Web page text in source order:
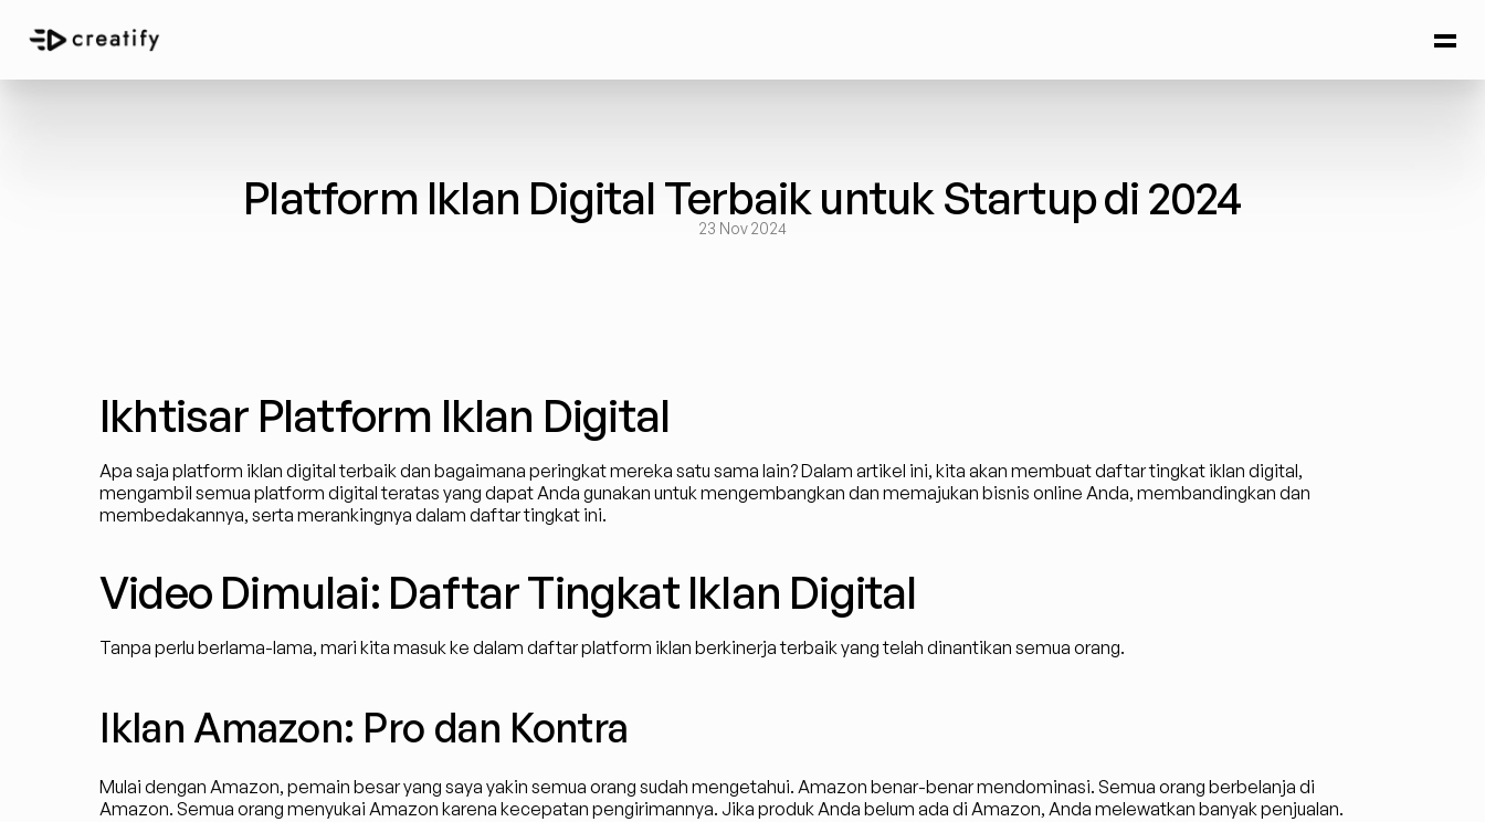
Platform Iklan Digital Terbaik untuk Startup di 2024
23 Nov 2024
Ikhtisar Platform Iklan Digital
Apa saja platform iklan digital terbaik dan bagaimana peringkat mereka satu sama lain? Dalam artikel ini, kita akan membuat daftar tingkat iklan digital,
mengambil semua platform digital teratas yang dapat Anda gunakan untuk mengembangkan dan memajukan bisnis online Anda, membandingkan dan
membedakannya, serta merankingnya dalam daftar tingkat ini.
Video Dimulai: Daftar Tingkat Iklan Digital
Tanpa perlu berlama-lama, mari kita masuk ke dalam daftar platform iklan berkinerja terbaik yang telah dinantikan semua orang.
Iklan Amazon: Pro dan Kontra
Mulai dengan Amazon, pemain besar yang saya yakin semua orang sudah mengetahui. Amazon benar-benar mendominasi. Semua orang berbelanja di
Amazon. Semua orang menyukai Amazon karena kecepatan pengirimannya. Jika produk Anda belum ada di Amazon, Anda melewatkan banyak penjualan.